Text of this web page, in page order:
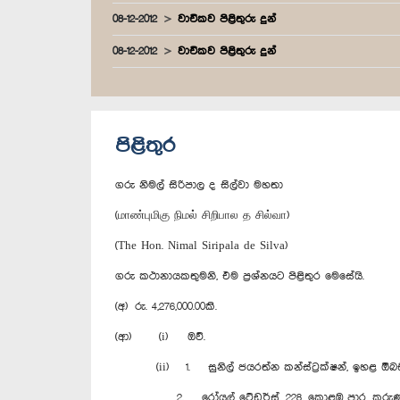
08-12-2012 වාචිකව පිළිතුරු දුන්
08-12-2012 වාචිකව පිළිතුරු දුන්
පිළිතුර
ගරු නිමල් සිරිපාල ද සිල්වා මහතා
(மாண்புமிகு நிமல் சிறிபால த சில்வா)
(The Hon. Nimal Siripala de Silva)
ගරු කථානායකතුමනි, එම ප්‍රශ්නයට පිළිතුර මෙසේයි.
(අ) රු. 4,276,000.00කි.
(ආ) (i) ඔව්.
(ii) 1. සුනිල් ජයරත්න කන්ස්ට්‍රක්ෂන්, ඉහළ
2. රෝයල් ‍ට්‍රේඩර්ස්, 228, කොළඹ පාර,